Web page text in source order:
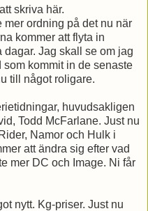
skriva här.
ordning på det nu när
kommer att flyta in
dagar. Jag skall se om jag
kommit in de senaste
till något roligare.
huvudsakligen
Todd McFarlane. Just nu
Namor och Hulk i
att ändra sig efter vad
mer DC och Image. Ni får
nytt. Kg-priser. Just nu